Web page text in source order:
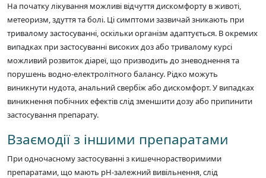
На початку лікування можливі відчуття дискомфорту в животі,
метеоризм, здуття та болі. Ці симптоми зазвичай зникають при
тривалому застосуванні, оскільки організм адаптується. В окремих
випадках при застосуванні високих доз або тривалому курсі
можливий розвиток діареї, що призводить до зневоднення та
порушень водно-електролітного балансу. Рідко можуть
виникнути нудота, анальний свербіж або дискомфорт. У випадках
виникнення побічних ефектів слід зменшити дозу або припинити
застосування препарату.
Взаємодії з іншими препаратами
При одночасному застосуванні з кишечнорастворимими
препаратами, що мають рН-залежний вивільнення, слід